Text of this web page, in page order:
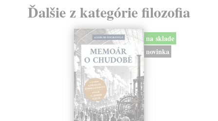
Ďalšie z kategórie filozofia
na sklade
novinka